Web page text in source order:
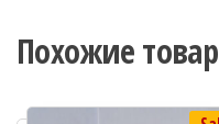
Похожие